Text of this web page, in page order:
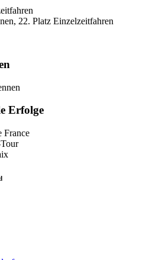
22. Platz Einzelzeitfahren
Erfolge
France